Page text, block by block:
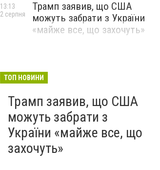
Трамп заявив, що США
можуть забрати з України
«майже все, що захочуть»
13:13
2 серпня
ТОП НОВИНИ
Трамп заявив, що США
можуть забрати з
України «майже все, що
захочуть»